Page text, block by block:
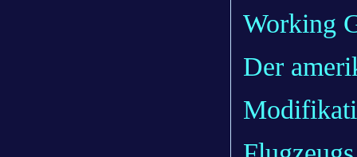
Working
Der